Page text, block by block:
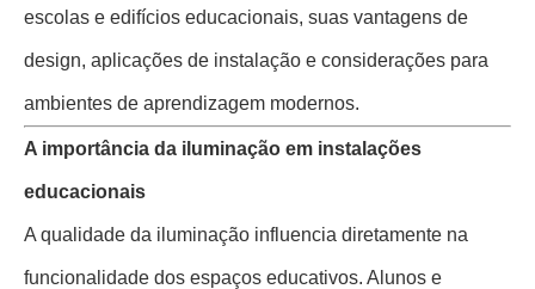
escolas e edifícios educacionais, suas vantagens de
design, aplicações de instalação e considerações para
ambientes de aprendizagem modernos.
A importância da iluminação em instalações
educacionais
A qualidade da iluminação influencia diretamente na
funcionalidade dos espaços educativos. Alunos e